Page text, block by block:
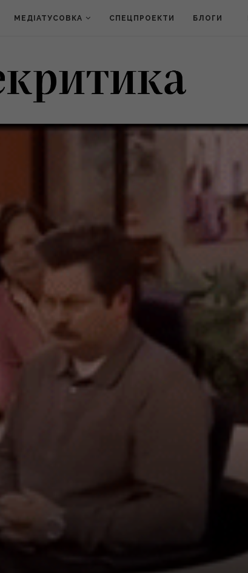
МЕДІАТУСОВКА СПЕЦПРОЕКТИ БЛОГИ